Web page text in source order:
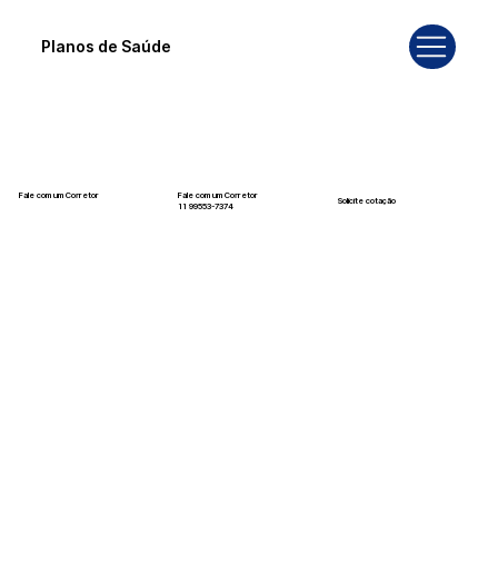
Planos de Saúde
Fale com um Corretor
Fale com um Corretor
11 99553-7374
Solicite cotação